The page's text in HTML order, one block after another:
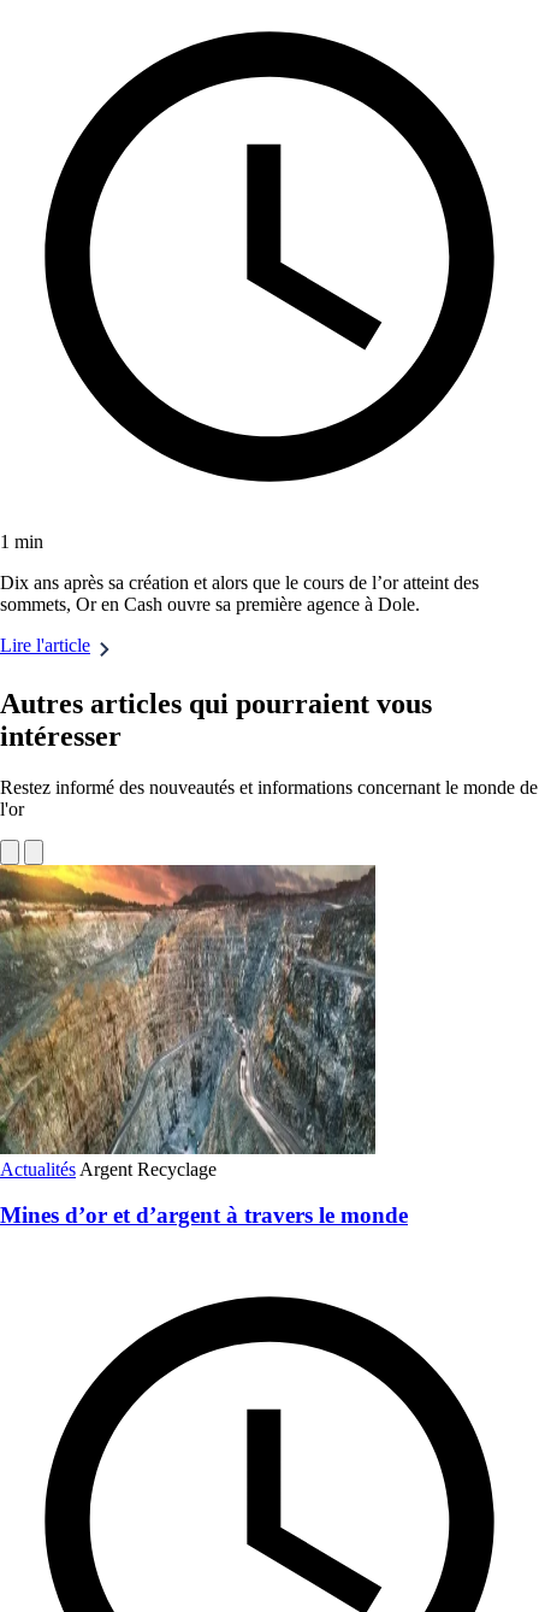
1 min
Dix ans après sa création et alors que le cours de l’or atteint des
sommets, Or en Cash ouvre sa première agence à Dole.
Lire l'article
Autres articles qui pourraient vous
intéresser
Restez informé des nouveautés et informations concernant le monde de
l'or
Actualités Argent Recyclage
Mines d’or et d’argent à travers le monde